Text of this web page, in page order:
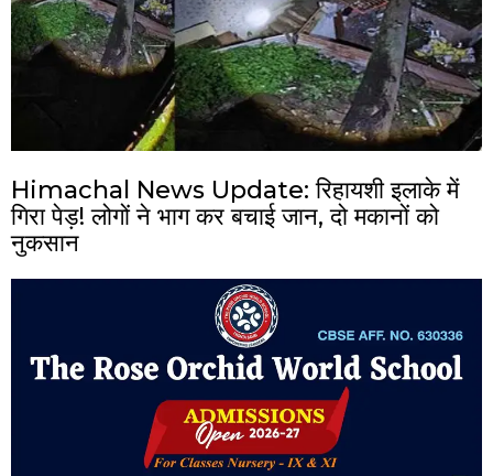
Himachal News Update: रिहायशी इलाके में
गिरा पेड़! लोगों ने भाग कर बचाई जान, दो मकानों को
नुकसान